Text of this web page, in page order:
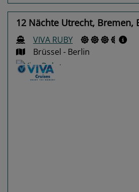
12 Nächte Utrecht, Bremen,
VIVA RUBY
Brüssel - Berlin